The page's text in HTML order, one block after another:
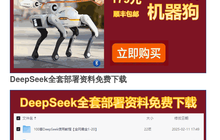
DeepSeek全套部署资料免费下载